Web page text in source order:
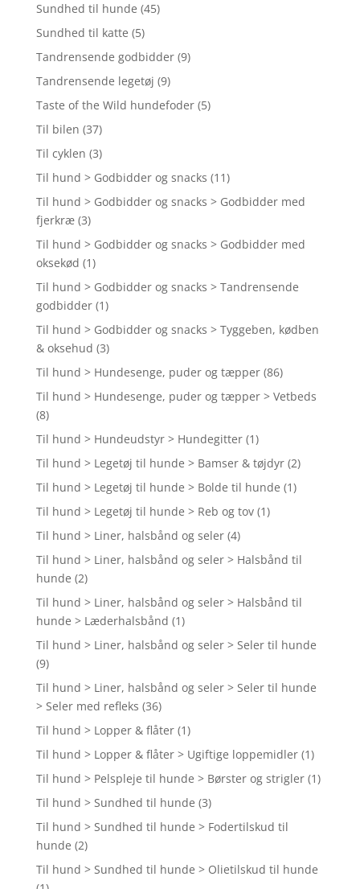
Sundhed til hunde (45)
Sundhed til katte (5)
Tandrensende godbidder (9)
Tandrensende legetøj (9)
Taste of the Wild hundefoder (5)
Til bilen (37)
Til cyklen (3)
Til hund > Godbidder og snacks (11)
Til hund > Godbidder og snacks > Godbidder med
fjerkræ (3)
Til hund > Godbidder og snacks > Godbidder med
oksekød (1)
Til hund > Godbidder og snacks > Tandrensende
godbidder (1)
Til hund > Godbidder og snacks > Tyggeben, kødben
& oksehud (3)
Til hund > Hundesenge, puder og tæpper (86)
Til hund > Hundesenge, puder og tæpper > Vetbeds
(8)
Til hund > Hundeudstyr > Hundegitter (1)
Til hund > Legetøj til hunde > Bamser & tøjdyr (2)
Til hund > Legetøj til hunde > Bolde til hunde (1)
Til hund > Legetøj til hunde > Reb og tov (1)
Til hund > Liner, halsbånd og seler (4)
Til hund > Liner, halsbånd og seler > Halsbånd til
hunde (2)
Til hund > Liner, halsbånd og seler > Halsbånd til
hunde > Læderhalsbånd (1)
Til hund > Liner, halsbånd og seler > Seler til hunde
(9)
Til hund > Liner, halsbånd og seler > Seler til hunde
> Seler med refleks (36)
Til hund > Lopper & flåter (1)
Til hund > Lopper & flåter > Ugiftige loppemidler (1)
Til hund > Pelspleje til hunde > Børster og strigler (1)
Til hund > Sundhed til hunde (3)
Til hund > Sundhed til hunde > Fodertilskud til
hunde (2)
Til hund > Sundhed til hunde > Olietilskud til hunde